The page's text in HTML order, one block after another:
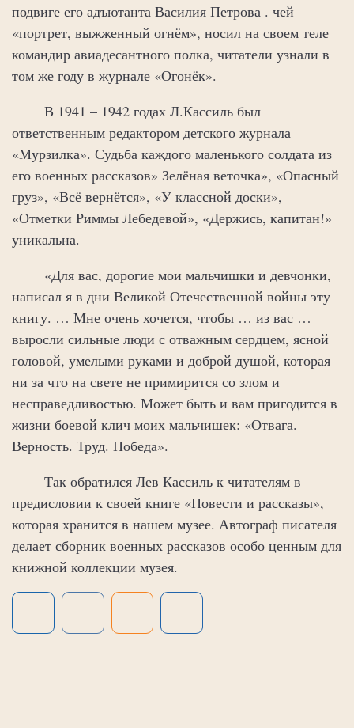
подвиге его адъютанта Василия Петрова . чей
«портрет, выжженный огнём», носил на своем теле
командир авиадесантного полка, читатели узнали в
том же году в журнале «Огонёк».
В 1941 – 1942 годах Л.Кассиль был
ответственным редактором детского журнала
«Мурзилка». Судьба каждого маленького солдата из
его военных рассказов» Зелёная веточка», «Опасный
груз», «Всё вернётся», «У классной доски»,
«Отметки Риммы Лебедевой», «Держись, капитан!»
уникальна.
«Для вас, дорогие мои мальчишки и девчонки,
написал я в дни Великой Отечественной войны эту
книгу. … Мне очень хочется, чтобы … из вас …
выросли сильные люди с отважным сердцем, ясной
головой, умелыми руками и доброй душой, которая
ни за что на свете не примирится со злом и
несправедливостью. Может быть и вам пригодится в
жизни боевой клич моих мальчишек: «Отвага.
Верность. Труд. Победа».
Так обратился Лев Кассиль к читателям в
предисловии к своей книге «Повести и рассказы»,
которая хранится в нашем музее. Автограф писателя
делает сборник военных рассказов особо ценным для
книжной коллекции музея.